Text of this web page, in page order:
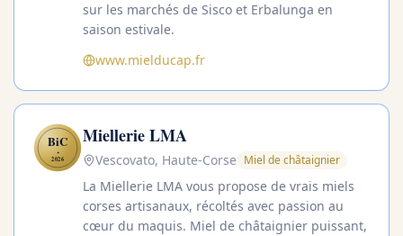
sur les marchés de Sisco et Erbalunga en
saison estivale.
www.mielducap.fr
BiC
✦
2026
Miellerie LMA
Vescovato, Haute-Corse Miel de châtaignier
La Miellerie LMA vous propose de vrais miels
corses artisanaux, récoltés avec passion au
cœur du maquis. Miel de châtaignier puissant,